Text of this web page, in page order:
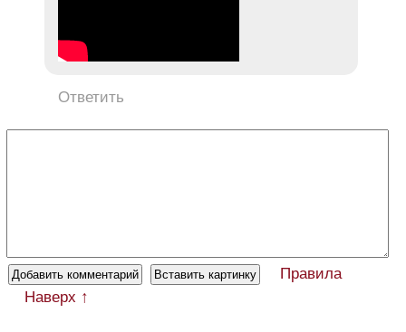
Ответить
Правила
Наверх ↑